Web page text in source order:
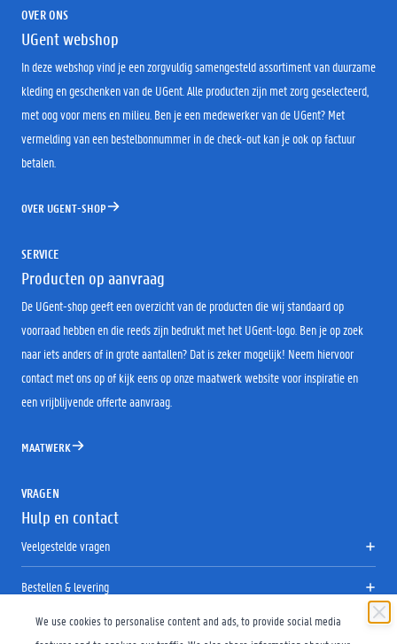
We use cookies to personalise content and ads, to provide social media
OVER ONS
UGent webshop
In deze webshop vind je een zorgvuldig samengesteld assortiment van duurzame
kleding en geschenken van de UGent. Alle producten zijn met zorg geselecteerd,
met oog voor mens en milieu. Ben je een medewerker van de UGent? Met
vermelding van een bestelbonnummer in de check-out kan je ook op factuur
betalen.
OVER UGENT-SHOP
SERVICE
Producten op aanvraag
De UGent-shop geeft een overzicht van de producten die wij standaard op
voorraad hebben en die reeds zijn bedrukt met het UGent-logo. Ben je op zoek
naar iets anders of in grote aantallen? Dat is zeker mogelijk! Neem hiervoor
contact met ons op of kijk eens op onze maatwerk website voor inspiratie en
een vrijblijvende offerte aanvraag.
MAATWERK
VRAGEN
Hulp en contact
Veelgestelde vragen
Bestellen & levering
Retourneren